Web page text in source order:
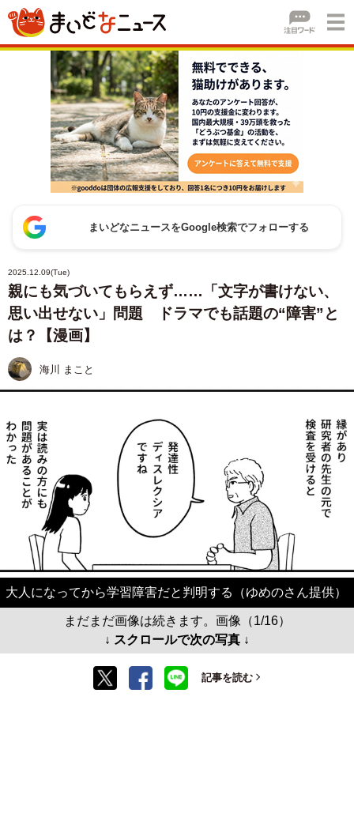
まいどなニュースをGoogle検索でフォローする
2025.12.09(Tue)
親にも気づいてもらえず……「文字が書けない、
思い出せない」問題 ドラマでも話題の“障害”と
は？【漫画】
海川 まこと
大人になってから学習障害だと判明する（ゆめのさん提供）
まだまだ画像は続きます。画像（1/16）
↓ スクロールで次の写真 ↓
記事を読む